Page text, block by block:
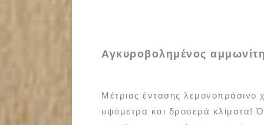
Αγκυροβολημένος
Μέτριας έντασης
υψόμετρα και δροσερά κλίματα!